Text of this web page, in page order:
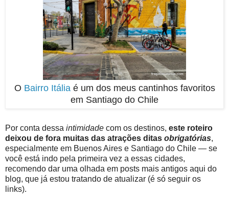
O Bairro Itália é um dos meus cantinhos favoritos
em Santiago do Chile
Por conta dessa intimidade com os destinos, este roteiro
deixou de fora muitas das atrações ditas obrigatórias,
especialmente em Buenos Aires e Santiago do Chile — se
você está indo pela primeira vez a essas cidades,
recomendo dar uma olhada em posts mais antigos aqui do
blog, que já estou tratando de atualizar (é só seguir os
links).